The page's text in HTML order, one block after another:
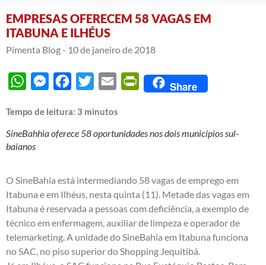
EMPRESAS OFERECEM 58 VAGAS EM
ITABUNA E ILHÉUS
Pimenta Blog - 10 de janeiro de 2018
WhatsAppMessengerFacebook
Twitter Email PrintFriendly
Share
Tempo de leitura: 3 minutos
SineBahhia oferece 58 oportunidades nos dois municípios sul-
baianos
O SineBahia está intermediando 58 vagas de emprego em
Itabuna e em Ilhéus, nesta quinta (11). Metade das vagas em
Itabuna é reservada a pessoas com deficiência, a exemplo de
técnico em enfermagem, auxiliar de limpeza e operador de
telemarketing. A unidade do SineBahia em Itabuna funciona
no SAC, no piso superior do Shopping Jequitibá.